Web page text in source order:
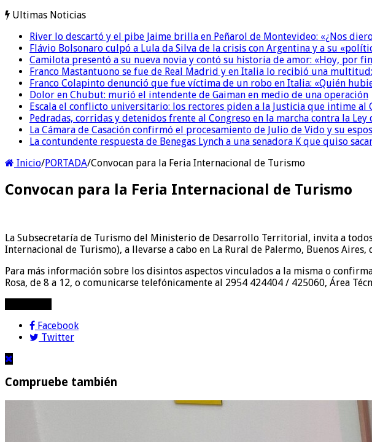
Ultimas Noticias
River lo descartó y el pibe Jaime brilla en Peñarol de Montevideo: «¿Nos
Flávio Bolsonaro culpó a Lula da Silva de la crisis con Argentina y a su
Camilota presentó a su nueva novia y contó su historia de amor: «Hoy, por
Franco Mastantuono se fue de Real Madrid y en Italia lo recibió una
Franco Colapinto denunció que fue víctima de un robo en Italia: «Quién
Dolor en Chubut: murió el intendente de Gaiman en medio de una operación
Escala el conflicto universitario: los rectores piden a la Justicia que intime
Pedradas, corridas y detenidos frente al Congreso en la marcha contra la
La Cámara de Casación confirmó el procesamiento de Julio de Vido y su
La contundente respuesta de Benegas Lynch a una senadora K que quiso
Inicio/PORTADA/Convocan para la Feria Internacional de Turismo
Convocan para la Feria Internacional de Turismo
La Subsecretaría de Turismo del Ministerio de Desarrollo Territorial, invita a
Internacional de Turismo), a llevarse a cabo en La Rural de Palermo, Buenos
Para más información sobre los disintos aspectos vinculados a la misma o
Rosa, de 8 a 12, o comunicarse telefónicamente al 2954 424404 / 425060, Área
Facebook
Twitter
Compruebe también